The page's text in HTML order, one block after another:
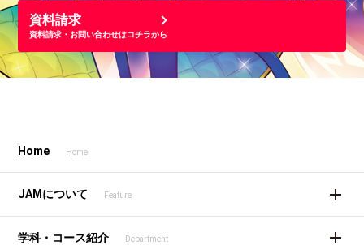
資料請求
資料請求・お問い合わせはコチラから
Home Home
JAMについて Feature
学科・コース紹介 Department